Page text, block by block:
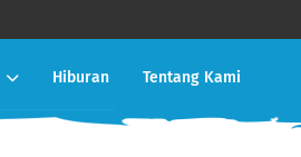
Hiburan Tentang Kami